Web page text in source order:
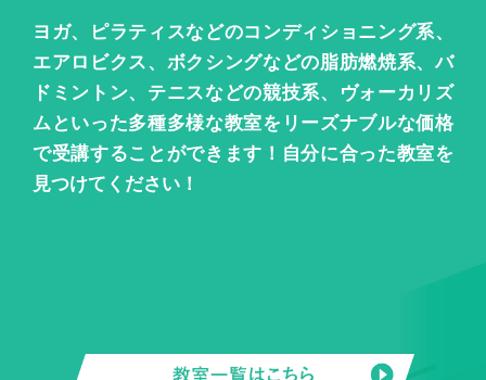
ヨガ、ピラティスなどのコンディショニング系、
エアロビクス、ボクシングなどの脂肪燃焼系、バ
ドミントン、テニスなどの競技系、ヴォーカリズ
ムといった多種多様な教室をリーズナブルな価格
で受講することができます！自分に合った教室を
見つけてください！